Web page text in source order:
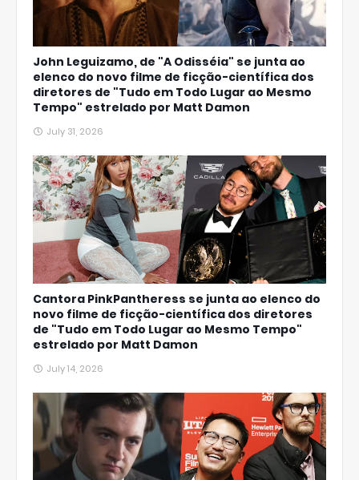
John Leguizamo, de "A Odisséia" se junta ao
elenco do novo filme de ficção-científica dos
diretores de "Tudo em Todo Lugar ao Mesmo
Tempo" estrelado por Matt Damon
July 31, 2026
Cantora PinkPantheress se junta ao elenco do
novo filme de ficção-científica dos diretores
de "Tudo em Todo Lugar ao Mesmo Tempo"
estrelado por Matt Damon
July 14, 2026